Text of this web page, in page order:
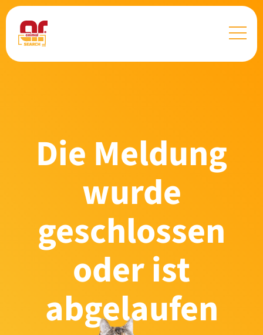
Die Meldung
wurde
geschlossen
oder ist
abgelaufen